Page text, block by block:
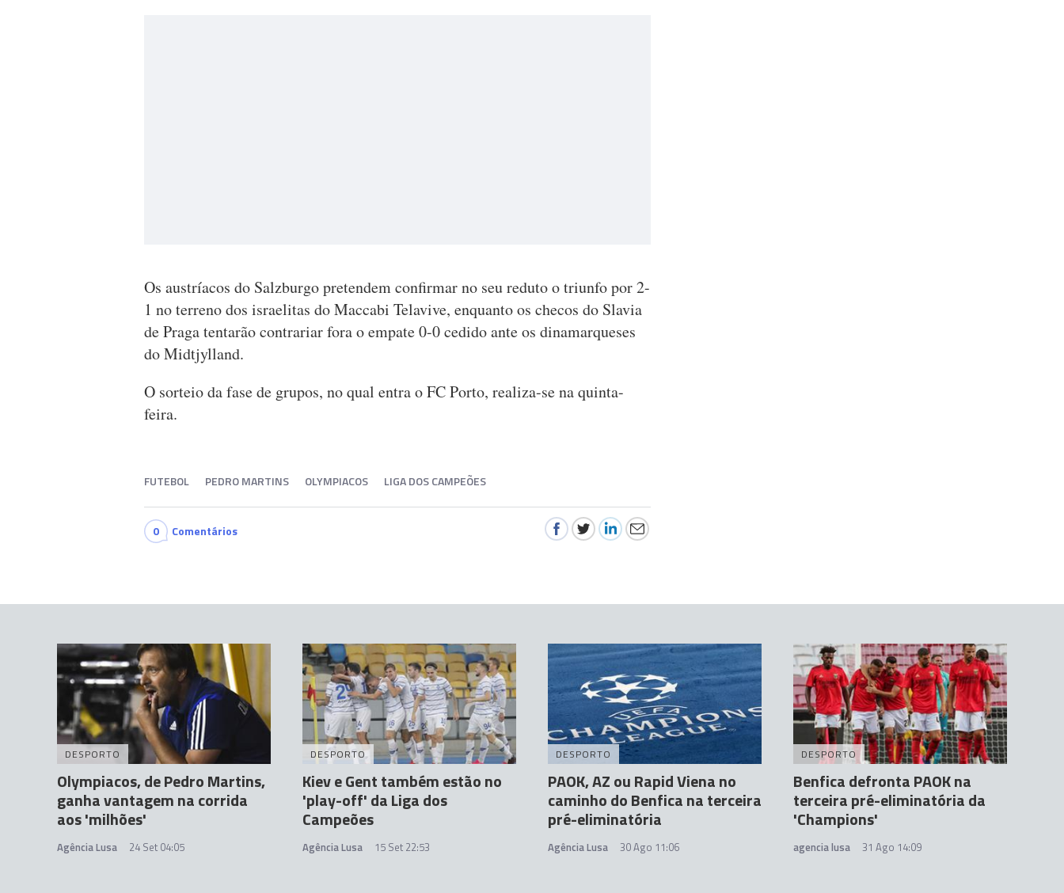
Os austríacos do Salzburgo pretendem confirmar no seu reduto o triunfo por 2-
1 no terreno dos israelitas do Maccabi Telavive, enquanto os checos do Slavia
de Praga tentarão contrariar fora o empate 0-0 cedido ante os dinamarqueses
do Midtjylland.
O sorteio da fase de grupos, no qual entra o FC Porto, realiza-se na quinta-
feira.
FUTEBOL PEDRO MARTINS OLYMPIACOS LIGA DOS CAMPEÕES
0 Comentários
DESPORTO
Olympiacos, de Pedro Martins,
ganha vantagem na corrida
aos 'milhões'
Agência Lusa 24 Set 04:05
DESPORTO
Kiev e Gent também estão no
'play-off' da Liga dos
Campeões
Agência Lusa 15 Set 22:53
DESPORTO
PAOK, AZ ou Rapid Viena no
caminho do Benfica na terceira
pré-eliminatória
Agência Lusa 30 Ago 11:06
DESPORTO
Benfica defronta PAOK na
terceira pré-eliminatória da
'Champions'
agencia lusa 31 Ago 14:09